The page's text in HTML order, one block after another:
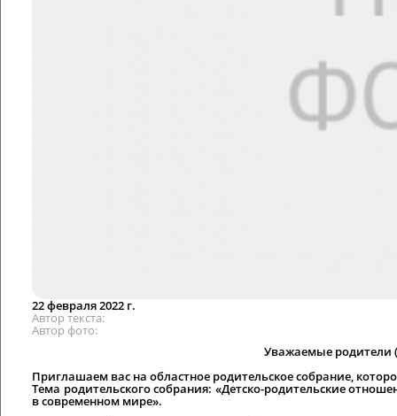
22 февраля 2022 г.
Автор текста
Автор фото
Уважаемые родители
Приглашаем вас на областное родительское собрание,
Тема родительского собрания: «Детско-родительские
в современном мире».